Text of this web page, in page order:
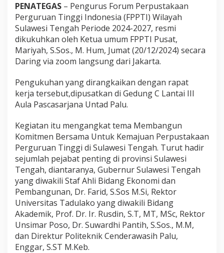
a
l
a
P
e
r
a
e
r
u
s
n
a
s
R
I
N
o
m
o
r
5
PENATEGAS – Pengurus Forum Perpustakaan
Perguruan Tinggi Indonesia (FPPTI) Wilayah
Sulawesi Tengah Periode 2024-2027, resmi
dikukuhkan oleh Ketua umum FPPTI Pusat,
Mariyah, S.Sos., M. Hum, Jumat (20/12/2024) secara
Daring via zoom langsung dari Jakarta.
Pengukuhan yang dirangkaikan dengan rapat
kerja tersebut,dipusatkan di Gedung C Lantai III
Aula Pascasarjana Untad Palu.
Kegiatan itu mengangkat tema Membangun
Komitmen Bersama Untuk Kemajuan Perpustakaan
Perguruan Tinggi di Sulawesi Tengah. Turut hadir
sejumlah pejabat penting di provinsi Sulawesi
Tengah, diantaranya, Gubernur Sulawesi Tengah
yang diwakili Staf Ahli Bidang Ekonomi dan
Pembangunan, Dr. Farid, S.Sos M.Si, Rektor
Universitas Tadulako yang diwakili Bidang
Akademik, Prof. Dr. Ir. Rusdin, S.T, MT, MSc, Rektor
Unsimar Poso, Dr. Suwardhi Pantih, S.Sos., M.M,
dan Direktur Politeknik Cenderawasih Palu,
Enggar, S.ST M.Keb.